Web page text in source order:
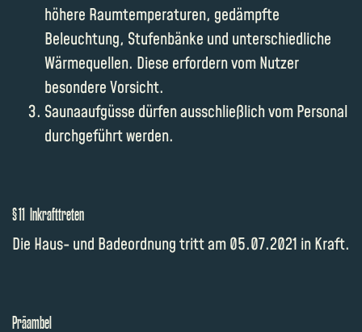
höhere Raumtemperaturen, gedämpfte
Beleuchtung, Stufenbänke und unterschiedliche
Wärmequellen. Diese erfordern vom Nutzer
besondere Vorsicht.
Saunaaufgüsse dürfen ausschließlich vom Personal
durchgeführt werden.
§ 11 Inkrafttreten
Die Haus- und Badeordnung tritt am 05.07.2021 in Kraft.
Präambel